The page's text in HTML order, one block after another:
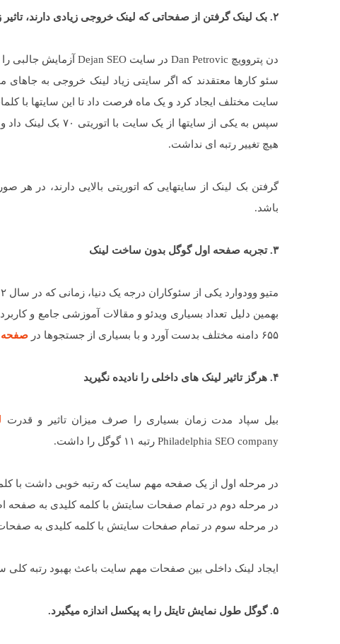
۲. بک لینک گرفتن از صفحاتی که لینک خروجی زیادی دارند، تاثیر زیادی ندارد
دن پتروویچ Dan Petrovic در سایت Dejan SEO آزمایش جالبی را روی بک لینک انجام داده است.
سایت مختلف ایجاد کرد و یک ماه فرصت داد تا این سایتها با
هیچ تغییر رتبه ای نداشت.
گرفتن بک لینک از سایتهایی که اتوریتی بالایی دارند، در
باشد.
۳. تجربه صفحه اول گوگل بدون ساخت لینک
متیو وودوارد یکی از سئوکاران درجه یک دنیا، زمانی که در سال ۲۰۱۲ اولین بلاگش را راه اندازی میکرد تصمیم گرفت هیچ بک لینکی ایجاد نکند !
۶۵۵ دامنه مختلف بدست آورد و با بسیاری از جستجوها در
صفحه
۴. هرگز تاثیر لینک های داخلی را نادیده نگیرید
بیل سپاد مدت زمان بسیاری را صرف میزان تاثیر و قدرت
Philadelphia SEO company رتبه ۱۱ گوگل را داشت.
در مرحله اول از یک صفحه مهم سایت که رتبه خوبی داشت با کلمه
در مرحله دوم در تمام صفحات سایتش با کلمه کلیدی به صفحه اصلی سایتش
در مرحله سوم در تمام صفحات سایتش با کلمه کلیدی به صفحات مهم
ایجاد لینک داخلی بین صفحات مهم سایت باعث بهبود رتبه کلی
۵. گوگل طول نمایش تایتل را به پیکسل اندازه میگیرد.